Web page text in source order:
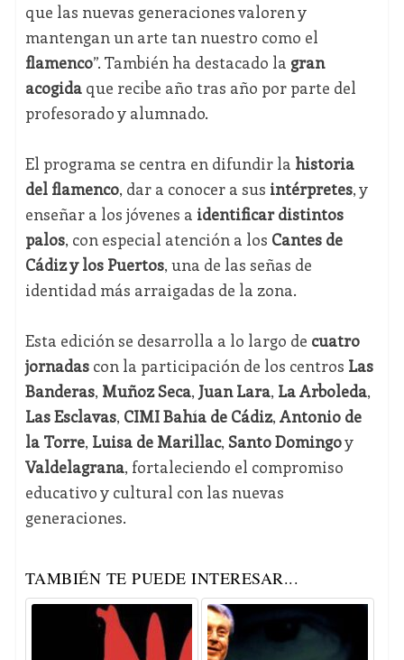
que las nuevas generaciones valoren y
mantengan un arte tan nuestro como el
flamenco”. También ha destacado la gran
acogidaque recibe año tras año por parte del
profesorado y alumnado.
El programa se centra en difundir la historia
del flamenco, dar a conocer a sus intérpretes, y
enseñar a los jóvenes a identificar distintos
palos, con especial atención a los Cantes de
Cádiz y los Puertos, una de las señas de
identidad más arraigadas de la zona.
Esta edición se desarrolla a lo largo de cuatro
jornadascon la participación de los centros Las
Banderas, Muñoz Seca, Juan Lara, La Arboleda,
Las Esclavas, CIMI Bahía de Cádiz, Antonio de
la Torre, Luisa de Marillac, Santo Domingoy
Valdelagrana, fortaleciendo el compromiso
educativo y cultural con las nuevas
generaciones.
TAMBIÉN TE PUEDE INTERESAR...